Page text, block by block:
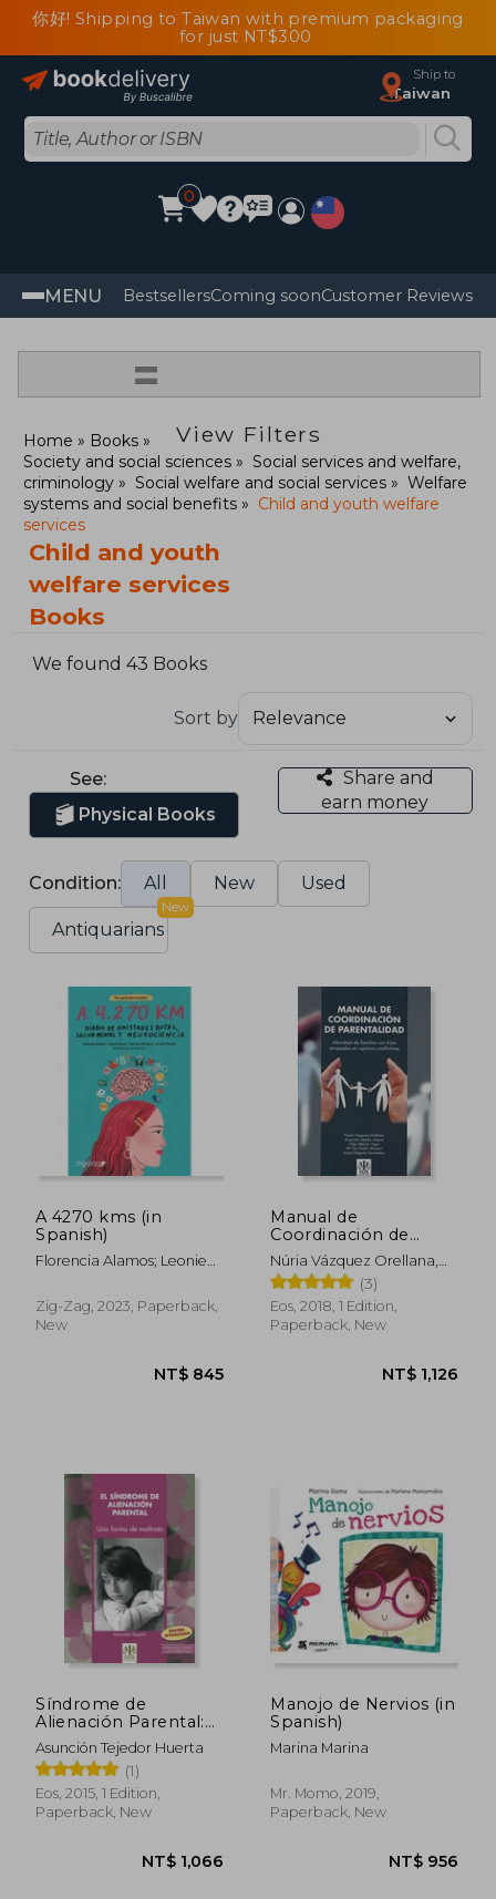
你好! Shipping to Taiwan with premium packaging
for just NT$300
Ship to
Taiwan
0
MENU BestsellersComing soonCustomer Reviews
=
View Filters
Home
Books
Society and social sciences
Social services and welfare,
criminology
Social welfare and social services
Welfare
systems and social benefits
Child and youth welfare
services
Child and youth
welfare services
Books
We found 43 Books
Sort by
See:
Physical Books
Share and
earn money
Condition: All New Used
Antiquarians
New
A 4270 kms (in
Spanish)
Florencia Alamos; Leonie
Ismael Palacios
Zig-Zag, 2023, Paperback,
New
NT$ 845
Manual de
Coordinación de
Parentalidad:
Abordaje de las
Familias con Hijos
Atrapados en
Rupturas Conflictivas
Núria Vázquez Orellana,
Asunción Tejedor Huerta,
Olga Beltrán Llago, Mª Paz
Antón Moreno, Jorge
Delgado Fernández
(3)
Eos, 2018, 1 Edition,
Paperback, New
NT$
Síndrome de
Alienación Parental:
Una Forma de
Maltrato (in Spanish)
Asunción Tejedor Huerta
(1)
Eos, 2015, 1 Edition,
Paperback, New
Manojo de Nervios (in
Spanish)
Marina Marina
Mr. Momo, 2019,
Paperback, New